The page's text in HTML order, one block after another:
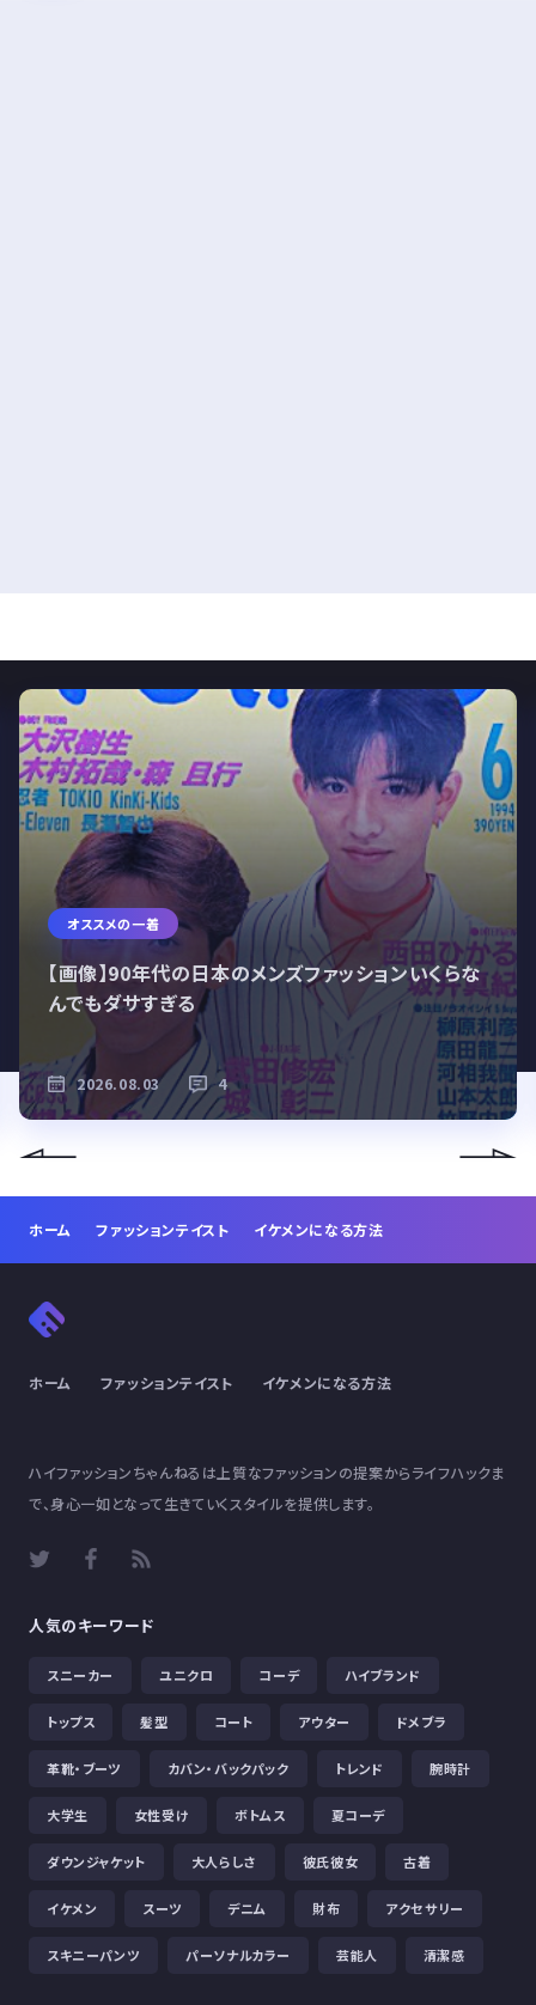
オススメの一着
【画像】90年代の日本のメンズファッションいくらな
んでもダサすぎる
2026.08.03 4
ホーム ファッションテイスト イケメンになる方法
ホーム ファッションテイスト イケメンになる方法
ハイファッションちゃんねるは上質なファッションの提案からライフハックま
で、身心一如となって生きていくスタイルを提供します。
人気のキーワード
スニーカー ユニクロ コーデ ハイブランド
トップス 髪型 コート アウター ドメブラ
革靴・ブーツ カバン・バックパック トレンド 腕時計
大学生 女性受け ボトムス 夏コーデ
ダウンジャケット 大人らしさ 彼氏彼女 古着
イケメン スーツ デニム 財布 アクセサリー
スキニーパンツ パーソナルカラー 芸能人 清潔感